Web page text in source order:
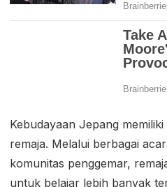
Kebudayaan Jepang
remaja. Melalui berbagai
komunitas penggemar,
untuk belajar lebih banyak